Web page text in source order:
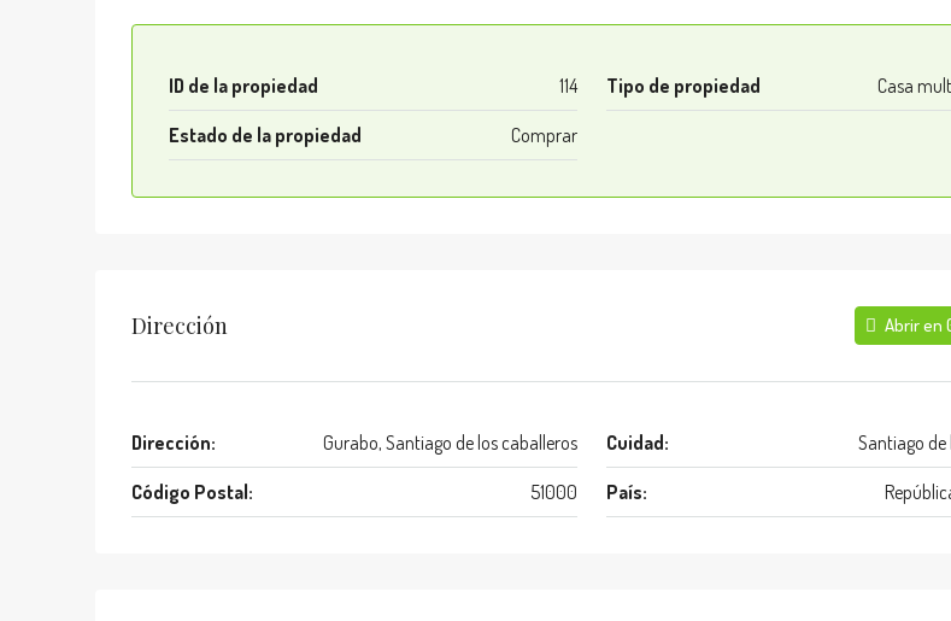
ID de la propiedad 114 Tipo de propiedad Casa
Estado de la propiedad Comprar
Dirección Abrir en
Dirección: Gurabo, Santiago de los caballeros Cuidad: Santiago de
Código Postal: 51000 País: